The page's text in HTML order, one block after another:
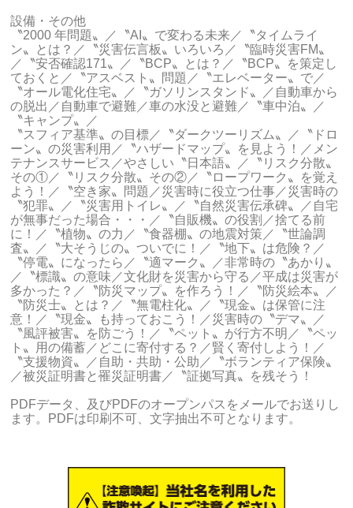
設備・その他
〝2000 年問題〟／〝AI〟で変わる未来／〝タイムライ
ン〟とは？／〝災害伝言板〟いろいろ／〝臨時災害FM〟
／〝安否確認171〟／〝BCP〟とは？／〝BCP〟を策定し
ておくと／〝アスベスト〟問題／〝エレベーター〟で／
〝オール電化住宅〟／〝ガソリンスタンド〟／自動車から
の脱出／自動車で避難／車の水没と避難／〝車中泊〟／
〝キャンプ〟／
〝スフィア基準〟の目標／〝ダークツーリズム〟／〝ドロ
ーン〟の災害利用／〝ハザードマップ〟を見よう！／メン
テナンスサービス／やさしい〝日本語〟／〝リスク分散〟
その①／〝リスク分散〟その②／〝ロープワーク〟を覚え
よう！／〝空き家〟問題／災害時に役立つ仕事／災害時の
〝犯罪〟／〝災害用トイレ〟／〝自然災害伝承碑〟／自宅
が無事だった場合・・・／〝自販機〟の役割／捨てる前
に！／〝植物〟の力／〝食器棚〟の地震対策／〝世論調
査〟／〝大そうじの〟ついでに！／〝地下〟は危険？／
〝停電〟になったら／〝適マーク〟／非常時の〝あかり〟
／〝標識〟の意味／文化財を災害から守る／平成は災害が
多かった？／〝防災マップ〟を作ろう！／〝防災絵本〟／
〝防災士〟とは？／〝無電柱化〟／〝現金〟は保管に注
意！／〝現金〟も持っておこう！／災害時の〝デマ〟／
〝風評被害〟を防ごう！／〝ペット〟が行方不明／〝ペッ
ト〟用の備蓄／どこに寄付する？／賢く寄付しよう！／
〝支援物資〟／自助・共助・公助／〝ボランティア保険〟
／被災証明書と罹災証明書／〝証拠写真〟を残そう！
PDFデータ、及びPDFのオープンパスをメールでお送りし
ます。PDFは印刷不可、文字抽出不可となります。